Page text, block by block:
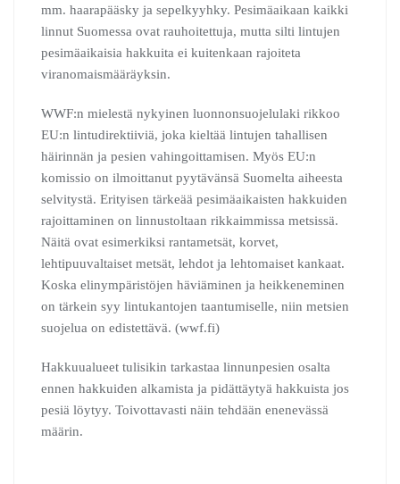
mm. haarapääsky ja sepelkyyhky. Pesimäaikaan kaikki
linnut Suomessa ovat rauhoitettuja, mutta silti lintujen
pesimäaikaisia hakkuita ei kuitenkaan rajoiteta
viranomaismääräyksin.
WWF:n mielestä nykyinen luonnonsuojelulaki rikkoo
EU:n lintudirektiiviä, joka kieltää lintujen tahallisen
häirinnän ja pesien vahingoittamisen. Myös EU:n
komissio on ilmoittanut pyytävänsä Suomelta aiheesta
selvitystä. Erityisen tärkeää pesimäaikaisten hakkuiden
rajoittaminen on linnustoltaan rikkaimmissa metsissä.
Näitä ovat esimerkiksi rantametsät, korvet,
lehtipuuvaltaiset metsät, lehdot ja lehtomaiset kankaat.
Koska elinympäristöjen häviäminen ja heikkeneminen
on tärkein syy lintukantojen taantumiselle, niin metsien
suojelua on edistettävä. (wwf.fi)
Hakkuualueet tulisikin tarkastaa linnunpesien osalta
ennen hakkuiden alkamista ja pidättäytyä hakkuista jos
pesiä löytyy. Toivottavasti näin tehdään enenevässä
määrin.